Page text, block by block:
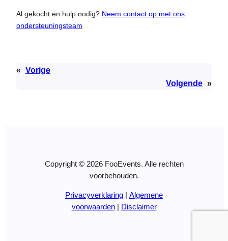
Al gekocht en hulp nodig? Neem contact op met ons
ondersteuningsteam
« Vorige
Volgende »
Copyright © 2026 FooEvents. Alle rechten
voorbehouden.
Privacyverklaring | Algemene
voorwaarden| Disclaimer